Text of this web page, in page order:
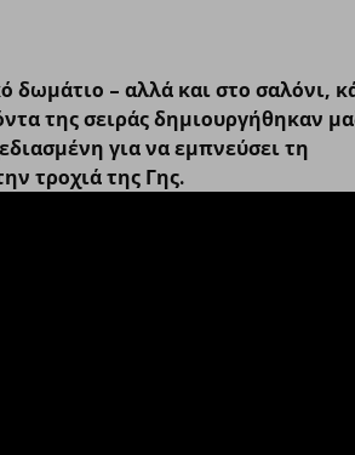
δωμάτιο – αλλά και στο σαλόνι,
της σειράς δημιουργήθηκαν
για να εμπνεύσει τη
τροχιά της Γης.